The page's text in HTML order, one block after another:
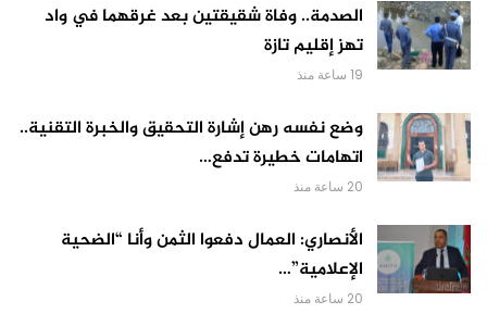
الصدمة.. وفاة شقيقتين بعد غرقهما في واد
تهز إقليم تازة
19 ساعة منذ
وضع نفسه رهن إشارة التحقيق والخبرة التقنية..
اتهامات خطيرة تدفع…
20 ساعة منذ
الأنصاري: العمال دفعوا الثمن وأنا “الضحية
الإعلامية”…
20 ساعة منذ